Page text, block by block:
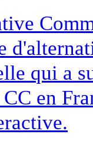
qui a
en